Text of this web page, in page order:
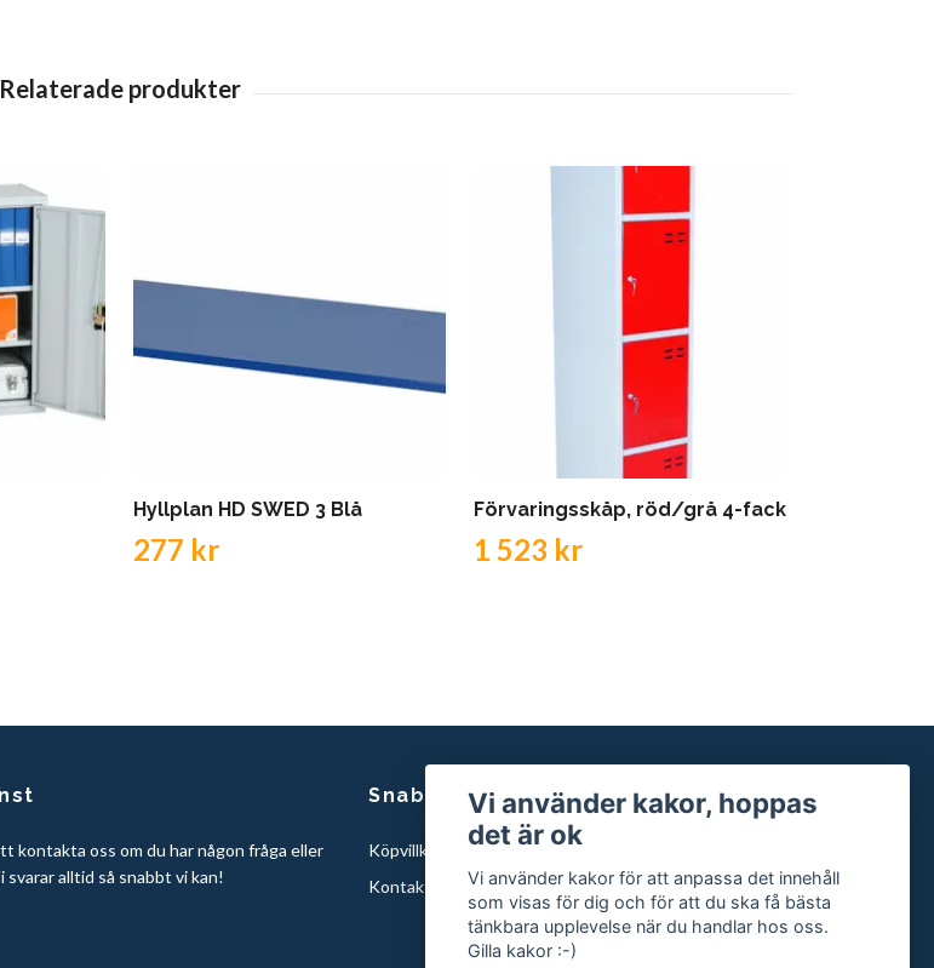
Hyllplan HD SWED 3 Blå
277 kr
Förvaringsskåp, röd/grå 4-fack
1 523 kr
kontakta oss om du har någon fråga eller
svarar alltid så snabbt vi kan!
Snabblänkar
Köpvillkor
Kontakta oss
Vi använder kakor, hoppas
det är ok
Vi använder kakor för att anpassa det innehåll
som visas för dig och för att du ska få bästa
tänkbara upplevelse när du handlar hos oss.
Gilla kakor :-)